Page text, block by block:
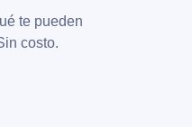
te pueden
costo.